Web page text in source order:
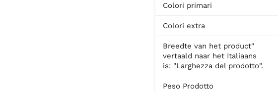
Colori primari
Colori extra
Breedte van het product"
vertaald naar het Italiaans
is: "Larghezza del prodotto".
Peso Prodotto